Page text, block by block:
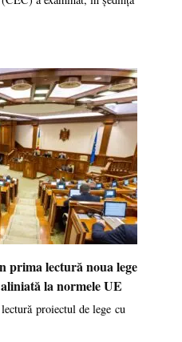
prima lectură noua lege
la normele UE
proiectul de lege cu